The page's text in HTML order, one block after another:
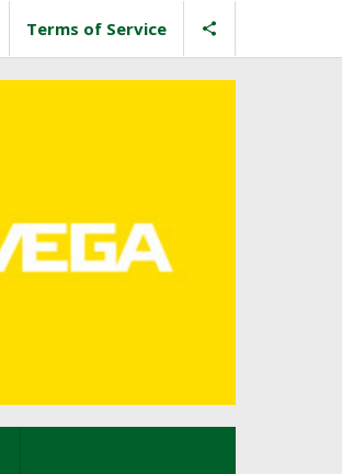
Terms of Service